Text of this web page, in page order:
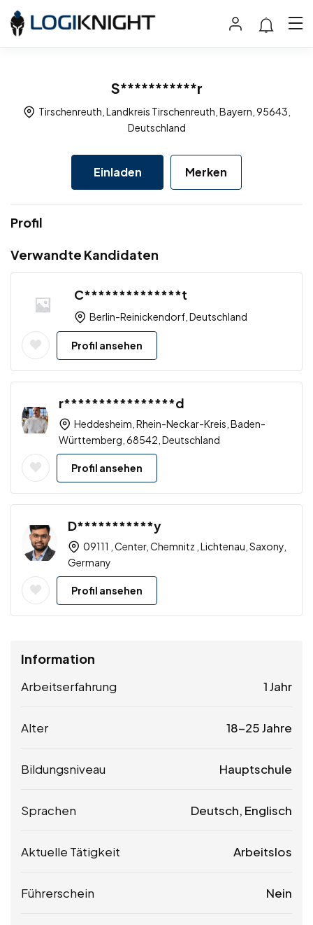
S***********r
Tirschenreuth, Landkreis Tirschenreuth, Bayern, 95643,
Deutschland
Einladen Merken
Profil
Verwandte Kandidaten
C**************t
Berlin-Reinickendorf, Deutschland
Profil ansehen
r****************d
Heddesheim, Rhein-Neckar-Kreis, Baden-
Württemberg, 68542, Deutschland
Profil ansehen
D***********y
09111 , Center, Chemnitz , Lichtenau, Saxony,
Germany
Profil ansehen
Information
Arbeitserfahrung 1 Jahr
Alter 18-25 Jahre
Bildungsniveau Hauptschule
Sprachen Deutsch, Englisch
Aktuelle Tätigkeit Arbeitslos
Führerschein Nein